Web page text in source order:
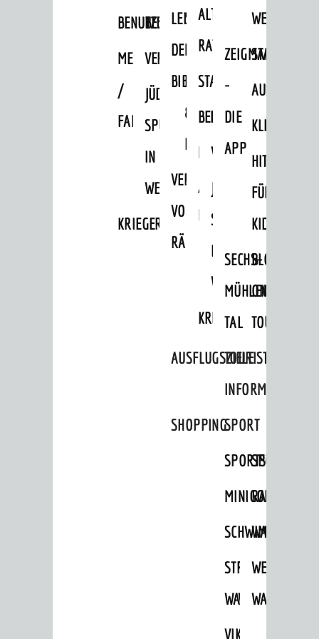
BENUTZUNG
MELDEKARTEI
/
FAMILIENFORSCHUNG
BESTANDSÜBERSICHT
VERÖFFENTLICHUNGEN
JÜDISCHE
SPUREN
IN
WEINHEIM
KRIEGERDENKMAL
LEIHVERKEHR
DER
BIBLIOTHEK
SERVICE
FÜR
LEHRER/INNEN
&
ERZIEHER/INNEN
VERMIETUNG
VON
RÄUMEN
ALTEN
RATHAUS
STADTARCHIV
BENUTZUNG
MELDEKARTEI
/
FAMILIENFORSCHUNG
JÜDISCHE
SPUREN
IN
WEINHEIM
KRIEGERDENKMAL
WEG
ZEIGMAL
-
DIE
APP
STADTTEILE
HITS
FÜR
KIDS
SECHS-
MÜHLEN-
TAL
BLOGGER
ON
TOUR
AUSFLUGSZIELE
TOURIST
INFORMATION
SHOPPINGSPORT
SPORTSTÄTTEN
MINIGOLFRADFAHREN
SCHWIMMEN
STRANDBAD
WAIDSEE
TSG
VIKTOR-
WANDERN
WEINHEIMER
Veranstaltungskalender
Jährliche Veranstaltungen
Kultureinrichtungen
sehenswert
Ausflugsziele
Tourist Information
Aktuelle Beteiligungen in der